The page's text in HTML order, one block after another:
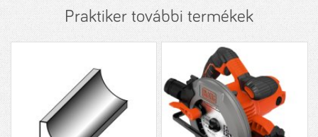
Praktiker további termékek